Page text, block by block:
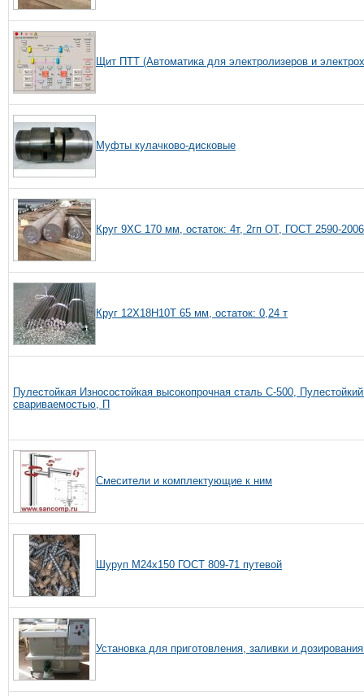
Щит ПТТ (Автоматика для электролизеров и
Муфты кулачково-дисковые
Круг 9ХС 170 мм, остаток: 4т, 2гп ОТ, ГОСТ 2590-
Круг 12Х18Н10Т 65 мм, остаток: 0,24 т
Пулестойкая Износостойкая высокопрочная сталь С-500,
свариваемостью, П
Смесители и комплектующие к ним
Шуруп М24х150 ГОСТ 809-71 путевой
Установка для приготовления, заливки и